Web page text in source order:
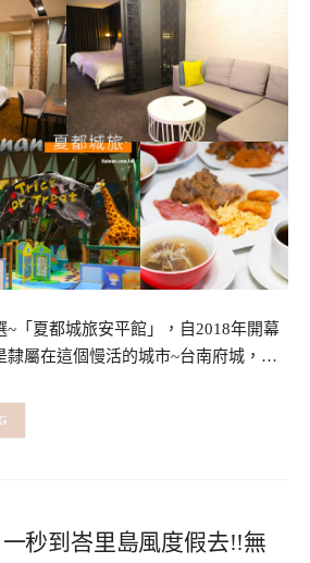
~「夏都城旅安平館」，自2018年開幕
隸屬在這個慢活的城市~台南府城，…
秒到峇里島風度假去!!無